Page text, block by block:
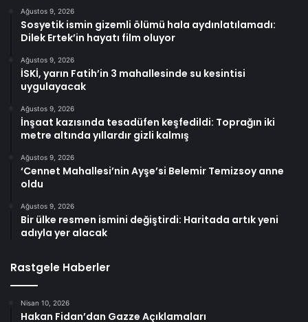
Ağustos 9, 2026
Sosyetik ismin gizemli ölümü hala aydınlatılamadı:
Dilek Ertek’in hayatı film oluyor
Ağustos 9, 2026
İSKİ, yarın Fatih’in 3 mahallesinde su kesintisi
uygulayacak
Ağustos 9, 2026
İnşaat kazısında tesadüfen keşfedildi: Toprağın iki
metre altında yıllardır gizli kalmış
Ağustos 9, 2026
‘Cennet Mahallesi’nin Ayşe’si Belemir Temizsoy anne
oldu
Ağustos 9, 2026
Bir ülke resmen ismini değiştirdi: Haritada artık yeni
adıyla yer alacak
Rastgele Haberler
Nisan 10, 2026
Hakan Fidan’dan Gazze Açıklamaları